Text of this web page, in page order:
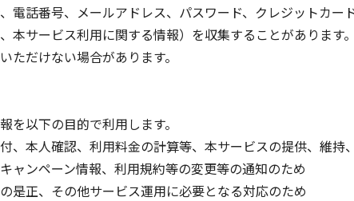
電話番号、メールアドレス、パスワード、クレジットカー
本サービス利用に関する情報）を収集することがあります
ただけない場合があります。
以下の目的で利用します。
、本人確認、利用料金の計算等、本サービスの提供、維持
ャンペーン情報、利用規約等の変更等の通知のため
是正、その他サービス運用に必要となる対応のため